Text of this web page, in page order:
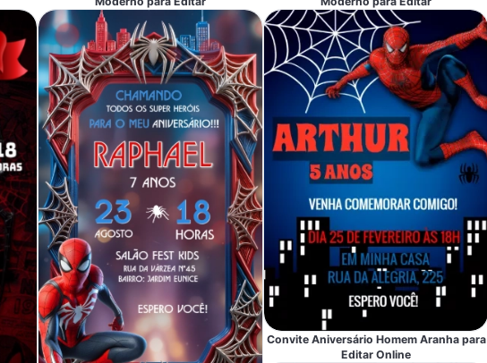
Convite Aniversário Homem Aranha para
Editar Online